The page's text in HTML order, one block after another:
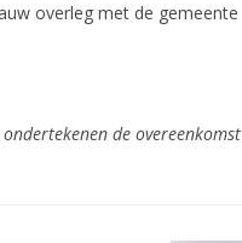
overleg met de gemeente
de overeenkomst